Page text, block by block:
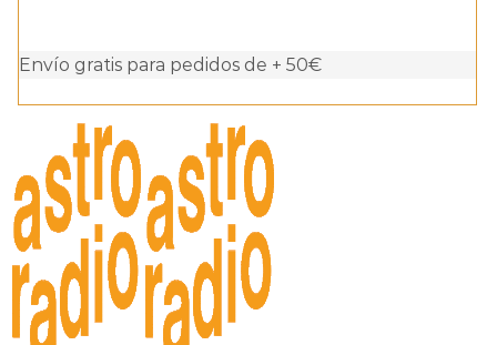
Envío gratis para pedidos de + 50€